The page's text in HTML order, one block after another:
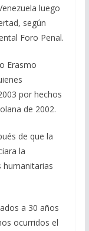
luego
según
Foro Penal.
Erasmo
por hechos
de 2002.
de que la
la
humanitarias
a 30 años
ocurridos el